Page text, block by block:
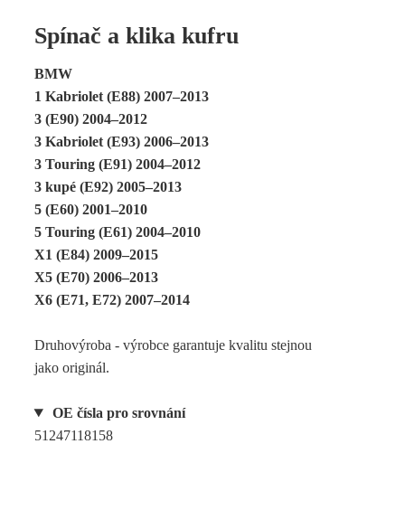
Spínač a klika kufru
BMW
1 Kabriolet (E88) 2007–2013
3 (E90) 2004–2012
3 Kabriolet (E93) 2006–2013
3 Touring (E91) 2004–2012
3 kupé (E92) 2005–2013
5 (E60) 2001–2010
5 Touring (E61) 2004–2010
X1 (E84) 2009–2015
X5 (E70) 2006–2013
X6 (E71, E72) 2007–2014
Druhovýroba - výrobce garantuje kvalitu stejnou
jako originál.
OE čísla pro srovnání
51247118158